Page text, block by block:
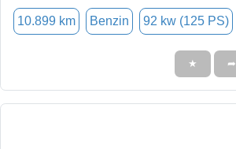
10.899 km Benzin 92 kw (125 PS)
★ ➦